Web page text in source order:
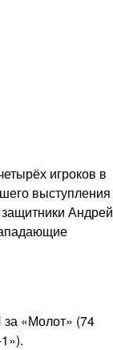
игроков в
выступления
Андрей
«Молот» (74